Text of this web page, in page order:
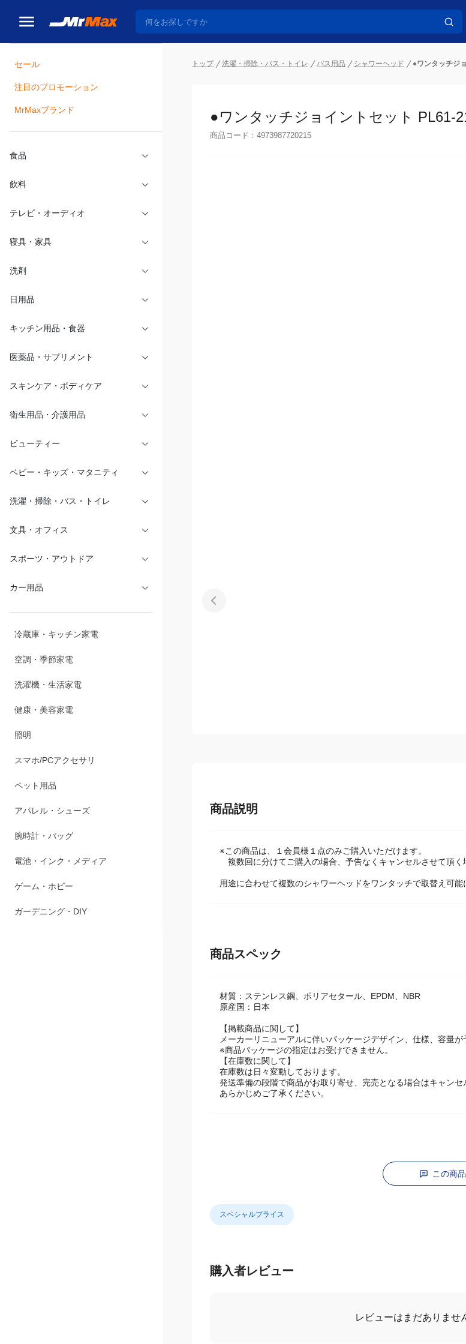
セール
注目のプロモーション
MrMaxブランド
食品
飲料
テレビ・オーディオ
寝具・家具
洗剤
日用品
キッチン用品・食器
医薬品・サプリメント
スキンケア・ボディケア
衛生用品・介護用品
ビューティー
ベビー・キッズ・マタニティ
洗濯・掃除・バス・トイレ
文具・オフィス
スポーツ・アウトドア
カー用品
冷蔵庫・キッチン家電
空調・季節家電
洗濯機・生活家電
健康・美容家電
照明
スマホ/PCアクセサリ
ペット用品
アパレル・シューズ
腕時計・バッグ
電池・インク・メディア
ゲーム・ホビー
ガーデニング・DIY
トップ 洗濯・掃除・バス・トイレ バス用品 シャワーヘッド ●ワンタッチジ
●ワンタッチジョイントセット PL61-
商品コード： 4973987720215
商品説明
※この商品は、１会員様１点のみご購入いただけます。
複数回に分けてご購入の場合、予告なくキャンセルさせて頂く
用途に合わせて複数のシャワーヘッドをワンタッチで取替え可能
商品スペック
材質：ステンレス鋼、ポリアセタール、EPDM、NBR
原産国：日本
【掲載商品に関して】
メーカーリニューアルに伴いパッケージデザイン、仕様、容量が
※商品パッケージの指定はお受けできません。
【在庫数に関して】
在庫数は日々変動しております。
発送準備の段階で商品がお取り寄せ、完売となる場合はキャンセ
あらかじめご了承ください。
この商
スペシャルプライス
購入者レビュー
レビューはまだありませ